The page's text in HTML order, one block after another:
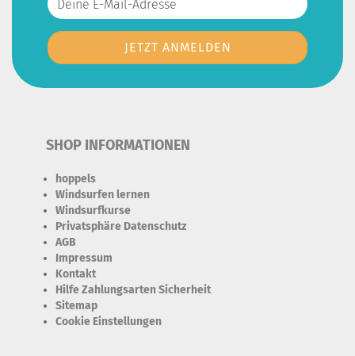
SHOP INFORMATIONEN
hoppels
Windsurfen lernen
Windsurfkurse
Privatsphäre Datenschutz
AGB
Impressum
Kontakt
Hilfe Zahlungsarten Sicherheit
Sitemap
Cookie Einstellungen